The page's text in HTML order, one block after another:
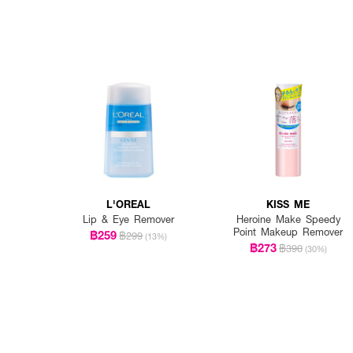
L'OREAL
Lip & Eye Remover
฿259฿299 (13%)
KISS ME
Heroine Make Speedy
Point Makeup Remover
฿273฿390 (30%)